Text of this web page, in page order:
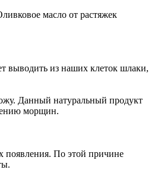
масло от растяжек
выводить из наших клеток шлаки,
Данный натуральный продукт
морщин.
появления. По этой причине